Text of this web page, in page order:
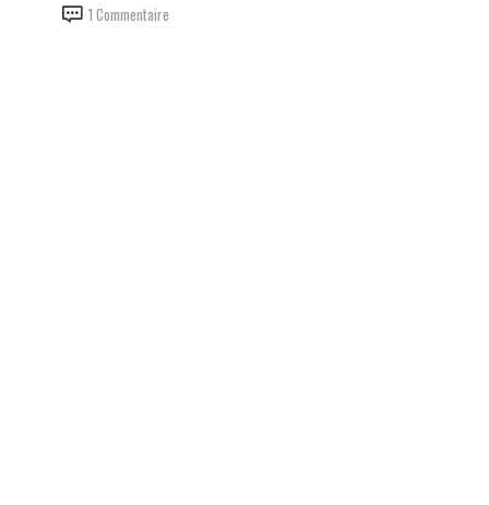
1 Commentaire